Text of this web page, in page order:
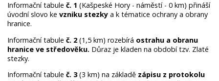
Informační tabule č. 1 (Kašpeské Hory - náměstí - 0 km) přináší
úvodní slovo ke vzniku stezky a k tématice ochrany a obrany
hranice.
Informační tabule č. 2 (1,5 km) rozebírá ostrahu a obranu
hranice ve středověku. Důraz je kladen na období tzv. Zlaté
stezky.
Informační tabule č. 3(3 km) na základě zápisu z protokolu